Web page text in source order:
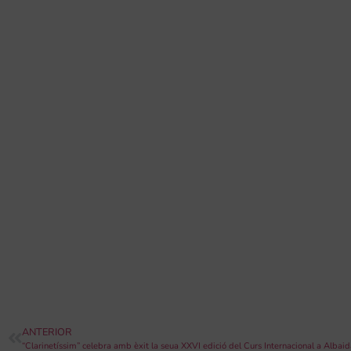
ANTERIOR
“Clarinetíssim” celebra amb èxit la seua XXVI edició del Curs Internacional a